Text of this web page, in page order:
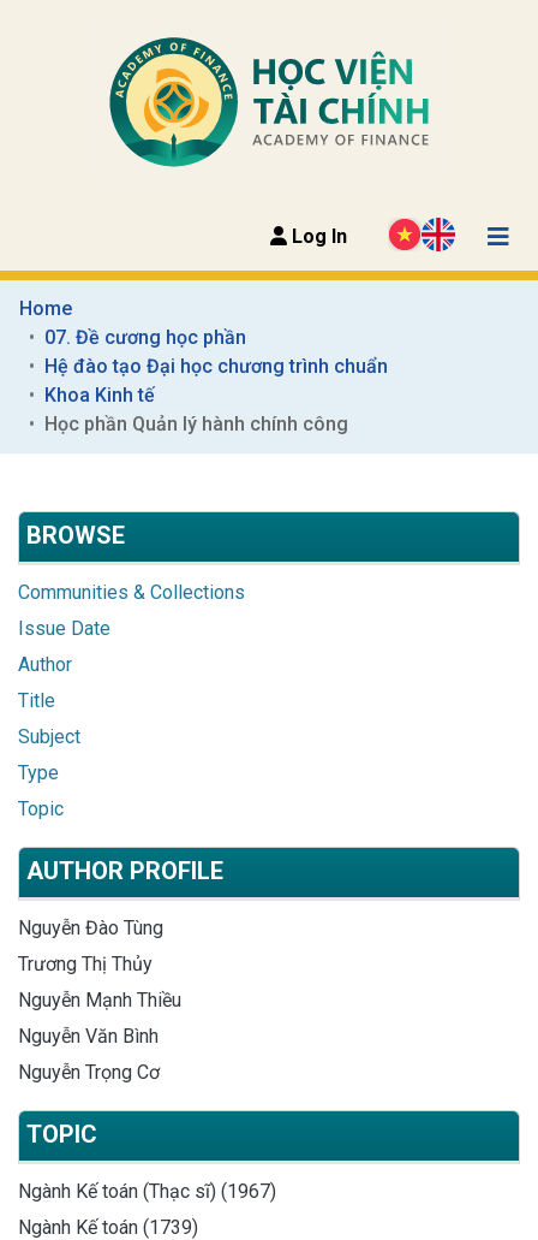
Log In
Home
07. Đề cương học phần
Hệ đào tạo Đại học chương trình chuẩn
Khoa Kinh tế
Học phần Quản lý hành chính công
BROWSE
Communities & Collections
Issue Date
Author
Title
Subject
Type
Topic
AUTHOR PROFILE
Nguyễn Đào Tùng
Trương Thị Thủy
Nguyễn Mạnh Thiều
Nguyễn Văn Bình
Nguyễn Trọng Cơ
TOPIC
Ngành Kế toán (Thạc sĩ) (1967)
Ngành Kế toán (1739)